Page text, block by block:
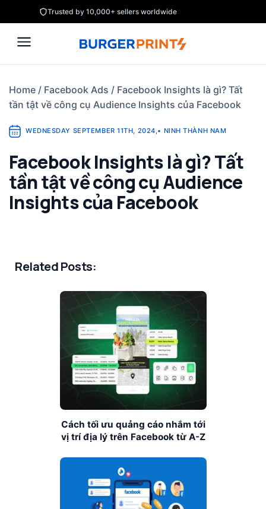
to
content
Trusted by 10,000+ sellers worldwide
Home / Facebook Ads / Facebook Insights là gì? Tất
tần tật về công cụ Audience Insights của Facebook
WEDNESDAY SEPTEMBER 11TH, 2024,• NINH THÀNH NAM
Facebook Insights là gì? Tất
tần tật về công cụ Audience
Insights của Facebook
Related Posts:
Cách tối ưu quảng cáo nhắm tới
vị trí địa lý trên Facebook từ A-Z